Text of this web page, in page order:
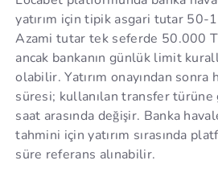
yatırım için tipik asgari tutar 50-
Azami tutar tek seferde 50.000
ancak bankanın günlük limit
olabilir. Yatırım onayından sonra
süresi; kullanılan transfer
saat arasında değişir. Banka
tahmini için yatırım sırasında
süre referans alınabilir.